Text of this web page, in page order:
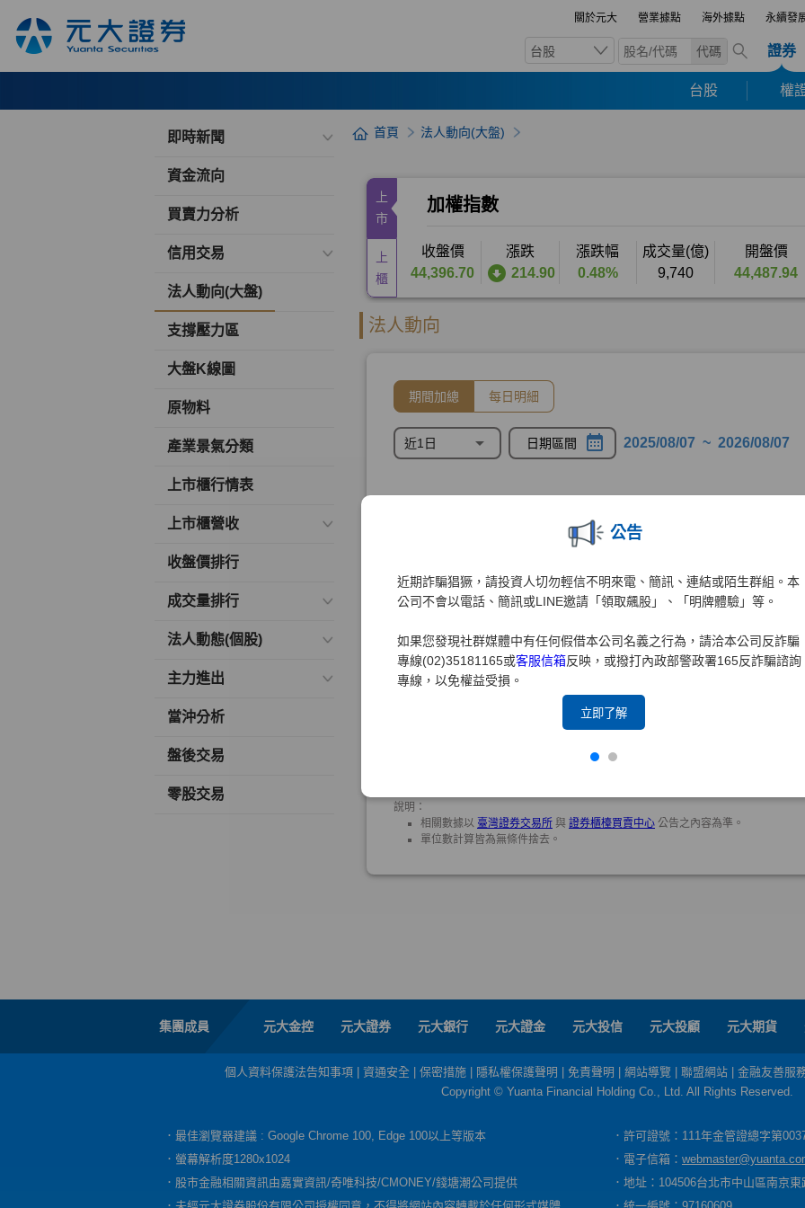
關於元大 營業據點 海外據點 永續發
台股 代碼 證券
台股 權
公告
近期詐騙猖獗，請投資人切勿輕信不明來電、簡訊、連結或陌生群組。本
公司不會以電話、簡訊或LINE邀請「領取飆股」、「明牌體驗」等。
如果您發現社群媒體中有任何假借本公司名義之行為，請洽本公司反詐騙
專線(02)35181165或客服信箱反映，或撥打內政部警政署165反詐騙諮詢
專線，以免權益受損。
立即了解
即時新聞
資金流向
買賣力分析
信用交易
法人動向(大盤)
支撐壓力區
大盤K線圖
原物料
產業景氣分類
上市櫃行情表
上市櫃營收
收盤價排行
成交量排行
法人動態(個股)
主力進出
當沖分析
盤後交易
零股交易
首頁 法人動向(大盤)
集團成員 元大金控 元大證券 元大銀行 元大證金 元大投信 元大投顧 元大期貨
個人資料保護法告知事項 資通安全 保密措施 隱私權保護聲明 免責聲明 網站導覽 聯盟網站
金融友善服
Copyright © Yuanta Financial Holding Co., Ltd. All Rights Reserved.
．最佳瀏覽器建議 : Google Chrome 100, Edge 100以上等版本
．許可證號：111年金管證總字第
．螢幕解析度1280x1024
．電子信箱：
．股市金融相關資訊由嘉實資訊/奇唯科技/CMONEY/錢塘潮公司提供
．地址：104506台北市中山區南京